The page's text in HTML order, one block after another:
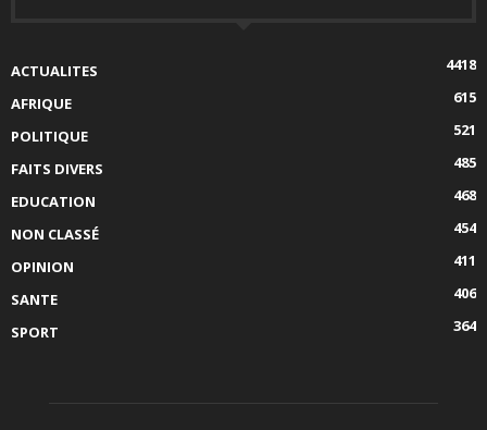
ACTUALITES
4418
AFRIQUE
615
POLITIQUE
521
FAITS DIVERS
485
EDUCATION
468
NON CLASSÉ
454
OPINION
411
SANTE
406
SPORT
364